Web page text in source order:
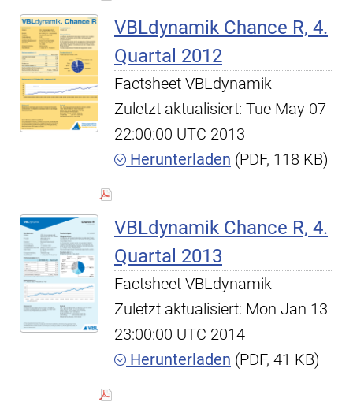
VBLdynamik Chance R, 4.
Quartal 2012
Factsheet VBLdynamik
Zuletzt aktualisiert: Tue May 07
22:00:00 UTC 2013
Herunterladen (PDF, 118 KB)
VBLdynamik Chance R, 4.
Quartal 2013
Factsheet VBLdynamik
Zuletzt aktualisiert: Mon Jan 13
23:00:00 UTC 2014
Herunterladen (PDF, 41 KB)